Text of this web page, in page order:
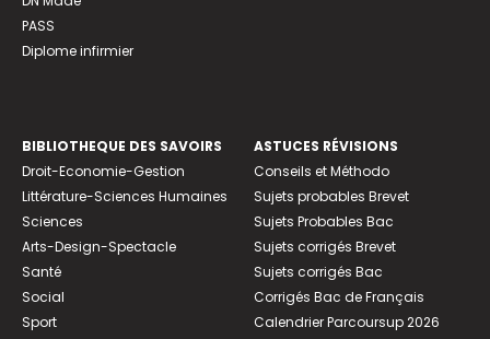
PASS
Diplome infirmier
BIBLIOTHEQUE DES SAVOIRS
Droit-Economie-Gestion
Littérature-Sciences Humaines
Sciences
Arts-Design-Spectacle
Santé
Social
Sport
ASTUCES RÉVISIONS
Conseils et Méthodo
Sujets probables Brevet
Sujets Probables Bac
Sujets corrigés Brevet
Sujets corrigés Bac
Corrigés Bac de Français
Calendrier Parcoursup 2026